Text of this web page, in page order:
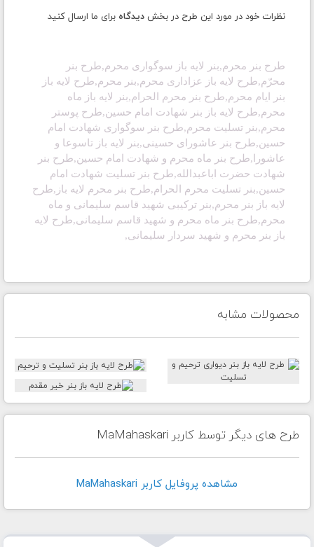
نظرات خود در مورد این طرح در بخش دیدگاه برای ما ارسال کنید
طرح بنر محرم,بنر لایه باز سوگواری محرم,طرح بنر
محرّم,طرح لایه باز عزاداری محرم,بنر محرم,طرح لایه باز
بنر ایام محرم,طرح بنر محرم الحرام,بنر لایه باز ماه
محرم,طرح لایه باز بنر شهادت امام حسین,طرح پوستر
محرم,بنر تسلیت محرم,طرح بنر سوگواری شهادت امام
حسین,طرح بنر عاشورای حسینی,بنر لایه باز تاسوعا و
عاشورا,طرح بنر ماه محرم و شهادت امام حسین,طرح بنر
شهادت حضرت اباعبدالله,طرح بنر تسلیت شهادت امام
حسین,بنر تسلیت محرم الحرام,طرح بنر محرم لایه باز,طرح
لایه باز بنر محرم,بنر ترکیبی شهید قاسم سلیمانی و ماه
محرم,طرح بنر ماه محرم و شهید قاسم سلیمانی,طرح لایه
باز بنر محرم و شهید سردار سلیمانی,
محصولات مشابه
طرح های دیگر توسط کاربر MaMahaskari
مشاهده پروفايل کاربر MaMahaskari